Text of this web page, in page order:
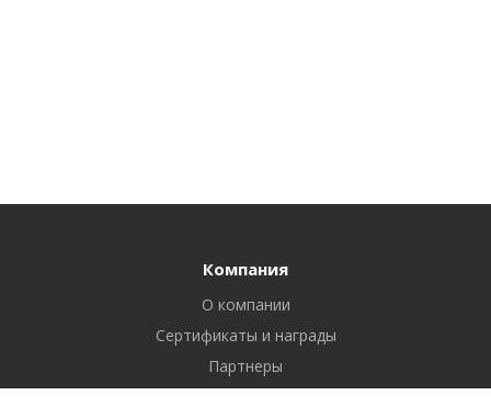
Компания
О компании
Сертификаты и награды
Партнеры